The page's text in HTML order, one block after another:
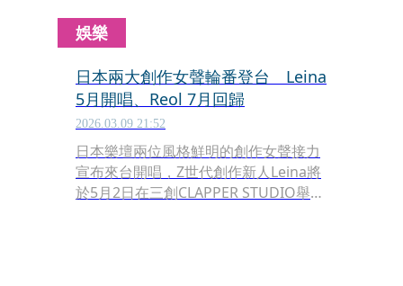
娛樂
日本兩大創作女聲輪番登台 Leina
5月開唱、Reol 7月回歸
2026.03.09 21:52
日本樂壇兩位風格鮮明的創作女聲接力
宣布來台開唱，Z世代創作新人Leina將
於5月2日在三創CLAPPER STUDIO舉辦